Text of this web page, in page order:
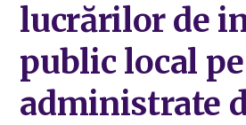
lucrărilor de
public local
administrate